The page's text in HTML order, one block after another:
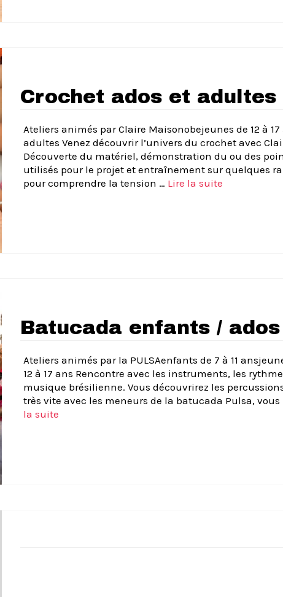
Crochet ados et adultes
Ateliers animés par Claire Maisonobejeunes de 12 à
adultes Venez découvrir l’univers du crochet avec
Découverte du matériel, démonstration du ou des
utilisés pour le projet et entraînement sur quelques
pour comprendre la tension … Lire la suite­­
Batucada enfants / ados
Ateliers animés par la PULSAenfants de 7 à 11
12 à 17 ans Rencontre avec les instruments, les
musique brésilienne. Vous découvrirez les
très vite avec les meneurs de la batucada Pulsa, vous
la suite­­